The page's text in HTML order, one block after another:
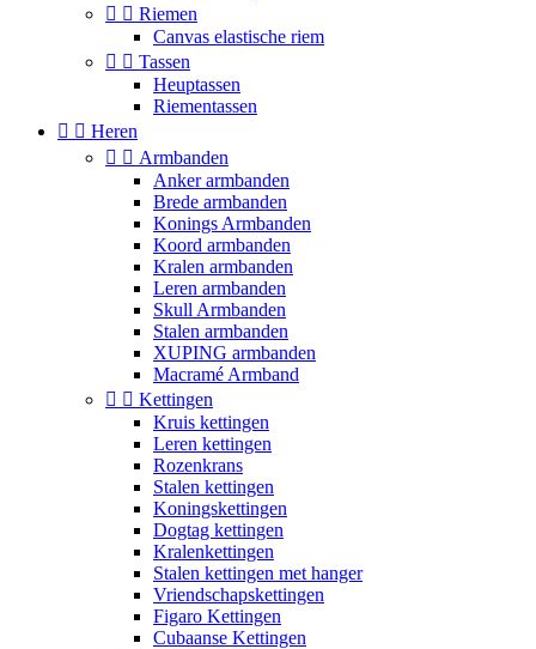
  Riemen
Canvas elastische riem
  Tassen
Heuptassen
Riementassen
  Heren
  Armbanden
Anker armbanden
Brede armbanden
Konings Armbanden
Koord armbanden
Kralen armbanden
Leren armbanden
Skull Armbanden
Stalen armbanden
XUPING armbanden
Macramé Armband
  Kettingen
Kruis kettingen
Leren kettingen
Rozenkrans
Stalen kettingen
Koningskettingen
Dogtag kettingen
Kralenkettingen
Stalen kettingen met hanger
Vriendschapskettingen
Figaro Kettingen
Cubaanse Kettingen